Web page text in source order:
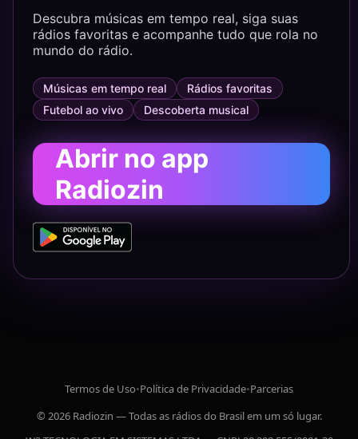
Descubra músicas em tempo real, siga suas
rádios favoritas e acompanhe tudo que rola no
mundo do rádio.
Músicas em tempo real
Rádios favoritas
Futebol ao vivo
Descoberta musical
Abrir no app
Radiozin
Termos de Uso•Política de Privacidade•Parcerias
© 2026 Radiozin — Todas as rádios do Brasil em um só lugar.